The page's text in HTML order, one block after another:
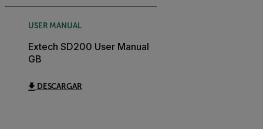
USER MANUAL
Extech SD200 User Manual
GB
DESCARGAR